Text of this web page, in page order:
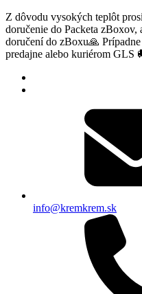
Z dôvodu vysokých teplôt
doručenie do Packeta
doručení do zBoxu🙏
predajne alebo kuriérom GLS
info@kremkrem.sk